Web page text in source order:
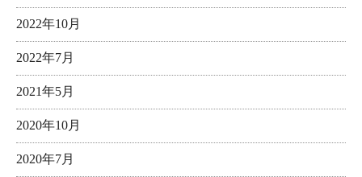
2022年10月
2022年7月
2021年5月
2020年10月
2020年7月